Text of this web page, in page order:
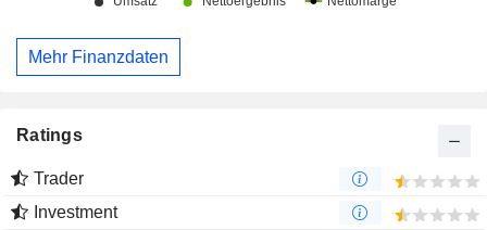
Mehr Finanzdaten
Ratings
Trader
Investment